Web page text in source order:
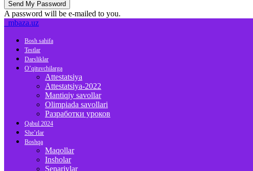
A password will be e-mailed to you.
mbaza.uz
Bosh sahifa
Testlar
Darsliklar
O’qituvchilarga
Attestatsiya
Attestatsiya-2022
Mantiqiy savollar
Olimpiada savollari
Разработки уроков
Qabul 2024
She’rlar
Boshqa
Maqollar
Insholar
Senariylar